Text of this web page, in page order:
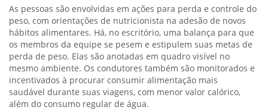
As pessoas são envolvidas em ações para perda e controle do
peso, com orientações de nutricionista na adesão de novos
hábitos alimentares. Há, no escritório, uma balança para que
os membros da equipe se pesem e estipulem suas metas de
perda de peso. Elas são anotadas em quadro visível no
mesmo ambiente. Os condutores também são monitorados e
incentivados à procurar consumir alimentação mais
saudável durante suas viagens, com menor valor calórico,
além do consumo regular de água.